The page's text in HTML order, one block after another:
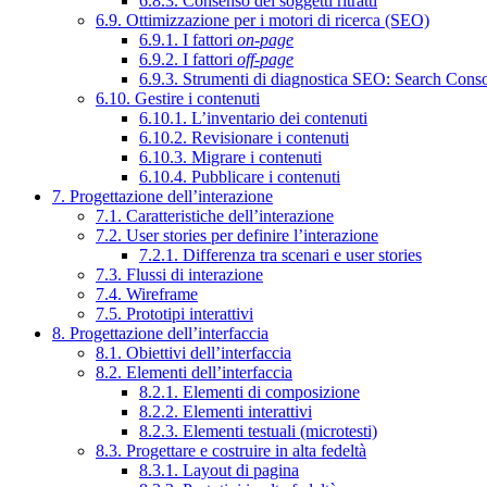
6.9. Ottimizzazione per i motori di ricerca (SEO)
6.9.1. I fattori on-page
6.9.2. I fattori off-page
6.9.3. Strumenti di diagnostica SEO: Search
6.10. Gestire i contenuti
6.10.1. L’inventario dei contenuti
6.10.2. Revisionare i contenuti
6.10.3. Migrare i contenuti
6.10.4. Pubblicare i contenuti
7. Progettazione dell’interazione
7.1. Caratteristiche dell’interazione
7.2. User stories per definire l’interazione
7.2.1. Differenza tra scenari e user stories
7.3. Flussi di interazione
7.4. Wireframe
7.5. Prototipi interattivi
8. Progettazione dell’interfaccia
8.1. Obiettivi dell’interfaccia
8.2. Elementi dell’interfaccia
8.2.1. Elementi di composizione
8.2.2. Elementi interattivi
8.2.3. Elementi testuali (microtesti)
8.3. Progettare e costruire in alta fedeltà
8.3.1. Layout di pagina